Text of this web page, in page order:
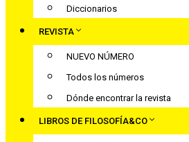
Diccionarios
REVISTA
NUEVO NÚMERO
Todos los números
Dónde encontrar la revista
LIBROS DE FILOSOFÍA&CO